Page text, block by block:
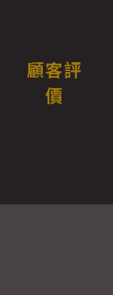
顧客評
價